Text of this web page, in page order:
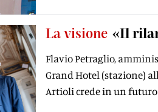
La visione «Il
Flavio Petraglio,
Grand Hotel (stazione)
Artioli crede in un futuro